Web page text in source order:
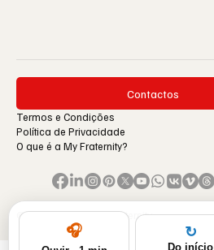
Contactos
Termos e Condições
Política de Privacidade
O que é a My Fraternity?
© 1996-2026 by My Fraternity.
🎧 ↻
Do início